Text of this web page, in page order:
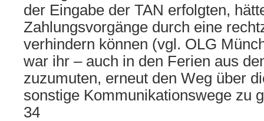
der Eingabe der TAN erfolgten,
Zahlungsvorgänge durch eine
verhindern können (vgl. OLG
war ihr – auch in den Ferien aus
zuzumuten, erneut den Weg über
sonstige Kommunikationswege zu
34